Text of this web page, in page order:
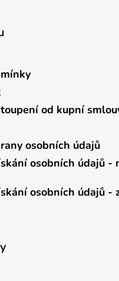
od kupní
osobních údajů
osobních údajů -
osobních údajů -